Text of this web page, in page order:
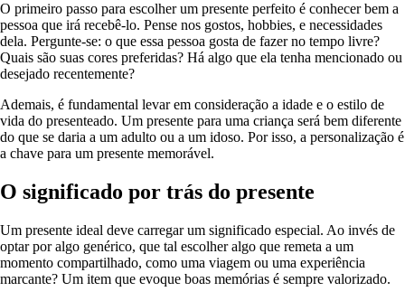
O primeiro passo para escolher um presente perfeito é conhecer bem a
pessoa que irá recebê-lo. Pense nos gostos, hobbies, e necessidades
dela. Pergunte-se: o que essa pessoa gosta de fazer no tempo livre?
Quais são suas cores preferidas? Há algo que ela tenha mencionado ou
desejado recentemente?
Ademais, é fundamental levar em consideração a idade e o estilo de
vida do presenteado. Um presente para uma criança será bem diferente
do que se daria a um adulto ou a um idoso. Por isso, a personalização é
a chave para um presente memorável.
O significado por trás do presente
Um presente ideal deve carregar um significado especial. Ao invés de
optar por algo genérico, que tal escolher algo que remeta a um
momento compartilhado, como uma viagem ou uma experiência
marcante? Um item que evoque boas memórias é sempre valorizado.